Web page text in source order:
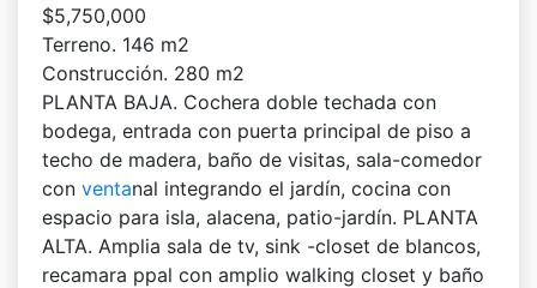
$5,750,000
Terreno. 146 m2
Construcción. 280 m2
PLANTA BAJA. Cochera doble techada con
bodega, entrada con puerta principal de piso a
techo de madera, baño de visitas, sala-comedor
con ventanal integrando el jardín, cocina con
espacio para isla, alacena, patio-jardín. PLANTA
ALTA. Amplia sala de tv, sink -closet de blancos,
recamara ppal con amplio walking closet y baño